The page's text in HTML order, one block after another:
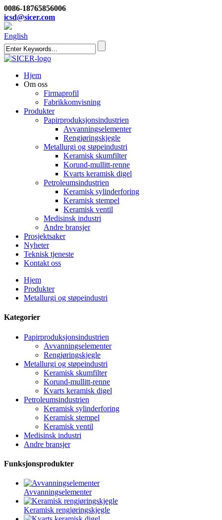
0086-18765856006
icsd@sicer.com
English
Hjem
Om oss
Firmaprofil
Fabrikkomvisning
Produkter
Papirproduksjonsindustrien
Avvanningselementer
Rengjøringskjegle
Metallurgi og støpeindustri
Keramisk skumfilter
Korund-mullitt-renne
Kvarts keramisk digel
Petroleumsindustrien
Keramisk sylinderforing
Keramisk stempel
Keramisk ventil
Medisinsk industri
Andre bransjer
Prosjektsaker
Nyheter
Teknisk tjeneste
Kontakt oss
Hjem
Produkter
Metallurgi og støpeindustri
Kategorier
Papirproduksjonsindustrien
Avvanningselementer
Rengjøringskjegle
Metallurgi og støpeindustri
Keramisk skumfilter
Korund-mullitt-renne
Kvarts keramisk digel
Petroleumsindustrien
Keramisk sylinderforing
Keramisk stempel
Keramisk ventil
Medisinsk industri
Andre bransjer
Funksjonsprodukter
Avvanningselementer
Keramisk rengjøringskjegle